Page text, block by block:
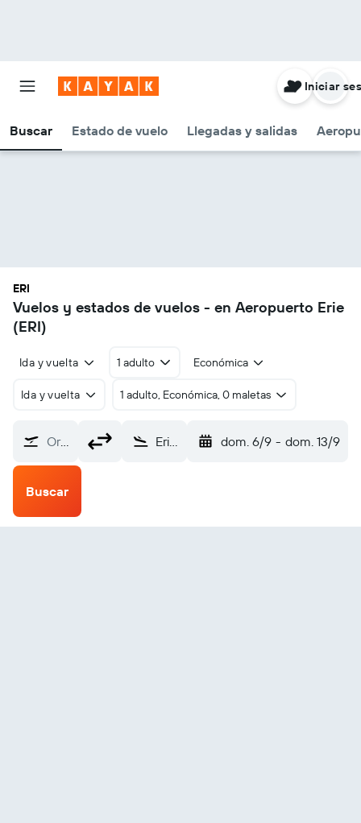
Buscar Estado de vuelo Llegadas y salidas
Iniciar
ERI
Vuelos y estados de vuelos - en Aeropuerto Erie
(ERI)
Ida y vuelta 1 adulto Económica
Ida y vuelta 1 adulto, Económica, 0 maletas
Origen Erie (ERI) dom. 6/9 - dom. 13/9
Buscar